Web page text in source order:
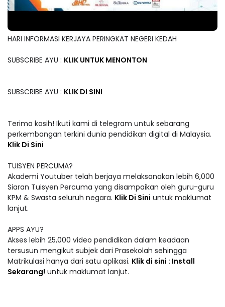
HARI INFORMASI KERJAYA PERINGKAT NEGERI KEDAH
SUBSCRIBE AYU : KLIK UNTUK MENONTON
SUBSCRIBE AYU : KLIK DI SINI
Terima kasih! Ikuti kami di telegram untuk sebarang
perkembangan terkini dunia pendidikan digital di Malaysia.
Klik Di Sini
TUISYEN PERCUMA?
Akademi Youtuber telah berjaya melaksanakan lebih 6,000
Siaran Tuisyen Percuma yang disampaikan oleh guru-guru
KPM & Swasta seluruh negara. Klik Di Sini untuk maklumat
lanjut.
APPS AYU?
Akses lebih 25,000 video pendidikan dalam keadaan
tersusun mengikut subjek dari Prasekolah sehingga
Matrikulasi hanya dari satu aplikasi. Klik di sini : Install
Sekarang! untuk maklumat lanjut.